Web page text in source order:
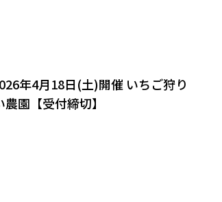
年4月18日(土)開催 いちご狩り
園【受付締切】